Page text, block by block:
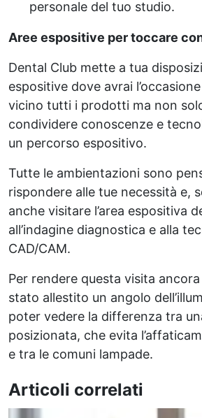
personale del tuo studio.
Aree espositive per toccare
Dental Club mette a tua
espositive dove avrai
vicino tutti i prodotti ma non
condividere conoscenze e
un percorso espositivo.
Tutte le ambientazioni sono
rispondere alle tue necessità e,
anche visitare l’area espositiva
all’indagine diagnostica e alla
CAD/CAM.
Per rendere questa visita
stato allestito un angolo
poter vedere la differenza tra
posizionata, che evita
e tra le comuni lampade.
Articoli correlati